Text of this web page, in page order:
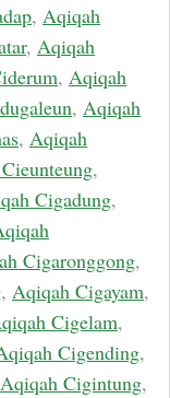
, Aqiqah
, Aqiqah
, Aqiqah
, Aqiqah
, Aqiqah
,
Cigadung,
Cigaronggong,
, Aqiqah Cigayam,
Cigelam,
Cigending,
Aqiqah Cigintung,